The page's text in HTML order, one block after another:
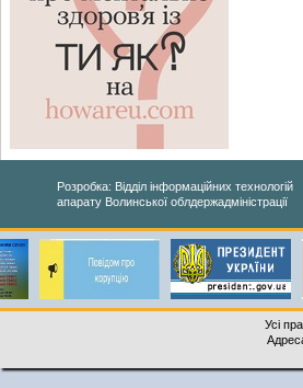
Розробка: Відділ інформаційних технологій
апарату Волинської облдержадміністрації
Усі